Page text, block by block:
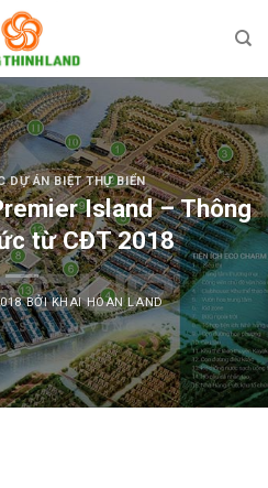
DỰ ÁN BIỆT THỰ BIỂN
Island – Thông
từ CĐT 2018
BỞIKHAI HOAN LAND